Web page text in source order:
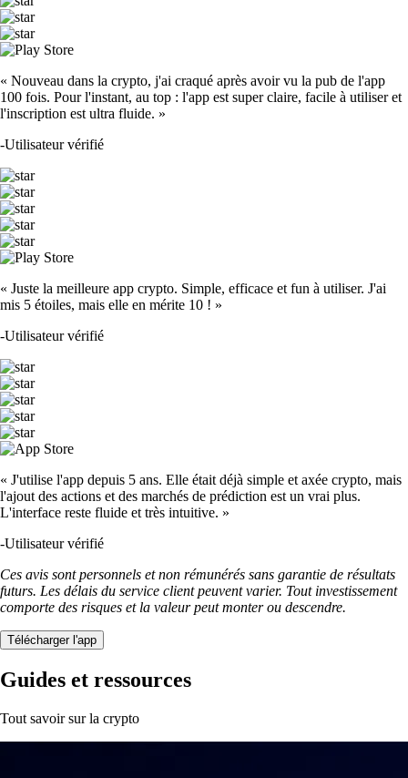
« Nouveau dans la crypto, j'ai craqué après avoir vu la pub de l'app
100 fois. Pour l'instant, au top : l'app est super claire, facile à utiliser et
l'inscription est ultra fluide. »
-Utilisateur vérifié
« Juste la meilleure app crypto. Simple, efficace et fun à utiliser. J'ai
mis 5 étoiles, mais elle en mérite 10 ! »
-Utilisateur vérifié
« J'utilise l'app depuis 5 ans. Elle était déjà simple et axée crypto, mais
l'ajout des actions et des marchés de prédiction est un vrai plus.
L'interface reste fluide et très intuitive. »
-Utilisateur vérifié
Ces avis sont personnels et non rémunérés sans garantie de résultats
futurs. Les délais du service client peuvent varier. Tout investissement
comporte des risques et la valeur peut monter ou descendre.
Télécharger l'app
Guides et ressources
Tout savoir sur la crypto